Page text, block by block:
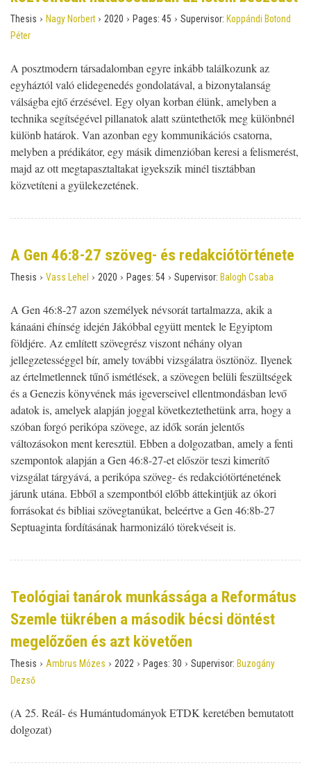
Thesis › Nagy Norbert › 2020 › Pages: 45 › Supervisor: Koppándi Botond
Péter
A posztmodern társadalomban egyre inkább találkozunk az
egyháztól való elidegenedés gondolatával, a bizonytalanság
válságba ejtő érzésével. Egy olyan korban élünk, amelyben a
technika segítségével pillanatok alatt szüntethetők meg különbnél
különb határok. Van azonban egy kommunikációs csatorna,
melyben a prédikátor, egy másik dimenzióban keresi a felismerést,
majd az ott megtapasztaltakat igyekszik minél tisztábban
közvetíteni a gyülekezetének.
A Gen 46:8-27 szöveg- és redakciótörténete
Thesis › Vass Lehel › 2020 › Pages: 54 › Supervisor: Balogh Csaba
A Gen 46:8-27 azon személyek névsorát tartalmazza, akik a
kánaáni éhínség idején Jákóbbal együtt mentek le Egyiptom
földjére. Az említett szövegrész viszont néhány olyan
jellegzetességgel bír, amely további vizsgálatra ösztönöz. Ilyenek
az értelmetlennek tűnő ismétlések, a szövegen belüli feszültségek
és a Genezis könyvének más igeverseivel ellentmondásban levő
adatok is, amelyek alapján joggal következtethetünk arra, hogy a
szóban forgó perikópa szövege, az idők során jelentős
változásokon ment keresztül. Ebben a dolgozatban, amely a fenti
szempontok alapján a Gen 46:8-27-et először teszi kimerítő
vizsgálat tárgyává, a perikópa szöveg- és redakciótörténetének
járunk utána. Ebből a szempontból előbb áttekintjük az ókori
forrásokat és bibliai szövegtanúkat, beleértve a Gen 46:8b-27
Septuaginta fordításának harmonizáló törekvéseit is.
Teológiai tanárok munkássága a Református
Szemle tükrében a második bécsi döntést
megelőzően és azt követően
Thesis › Ambrus Mózes › 2022 › Pages: 30 › Supervisor: Buzogány
Dezső
(A 25. Reál- és Humántudományok ETDK keretében bemutatott
dolgozat)